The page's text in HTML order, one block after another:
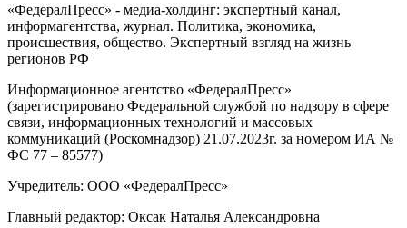
«ФедералПресс» - медиа-холдинг: экспертный канал,
информагентства, журнал. Политика, экономика,
происшествия, общество. Экспертный взгляд на жизнь
регионов РФ
Информационное агентство «ФедералПресс»
(зарегистрировано Федеральной службой по надзору в сфере
связи, информационных технологий и массовых
коммуникаций (Роскомнадзор) 21.07.2023г. за номером ИА №
ФС 77 – 85577)
Учредитель: ООО «ФедералПресс»
Главный редактор: Оксак Наталья Александровна